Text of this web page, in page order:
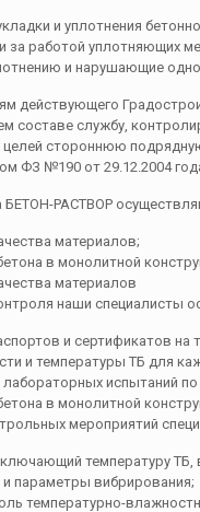
и уплотнения
за работой уплотняющих
и нарушающие
действующего
составе службу,
целей стороннюю
ФЗ №190 от 29.12.2004
БЕТОН-РАСТВОР
материалов;
в монолитной
материалов
наши специалисты
и сертификатов на
и температуры ТБ для
испытаний по
в монолитной
мероприятий
температуру
параметры вибрирования;
температурно-